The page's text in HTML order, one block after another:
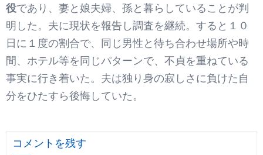
役であり、妻と娘夫婦、孫と暮らしていることが判
明した。夫に現状を報告し調査を継続。すると１０
日に１度の割合で、同じ男性と待ち合わせ場所や時
間、ホテル等を同じパターンで、不貞を重ねている
事実に行き着いた。夫は独り身の寂しさに負けた自
分をひたすら後悔していた。
コメントを残す